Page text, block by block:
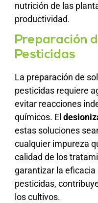
nutrición de las
productividad.
Preparación
Pesticidas
La preparación de
pesticidas requiere
evitar reacciones
químicos. El
estas soluciones
cualquier impureza
calidad de los
garantizar la
pesticidas,
los cultivos.